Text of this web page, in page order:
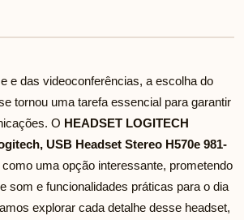
e das videoconferências, a escolha do
tornou uma tarefa essencial para garantir
O HEADSET LOGITECH
USB Headset Stereo H570e 981-
uma opção interessante, prometendo
som e funcionalidades práticas para o dia
explorar cada detalhe desse headset,